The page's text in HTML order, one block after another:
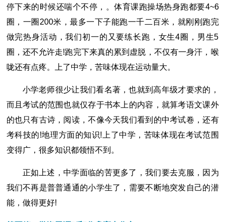
停下来的时候还喘个不停，。体育课跑操场热身跑都要4~6
圈，一圈200米，最多一下子能跑一千二百米，就刚刚跑完
做完热身活动，我们初一的又要练长跑，女生4圈，男生5
圈，还不允许走!跑完下来真的累到虚脱，不仅有一身汗，喉
咙还有点疼。上了中学，苦味体现在运动量大。
小学老师很少让我们看名著，也就到高年级才要求的，
而且考试的范围也就仅存于书本上的内容，就算考语文课外
的也只有古诗，阅读，不像今天我们看到的中考试卷，还有
考科技的!地理方面的知识!上了中学，苦味体现在考试范围
变得广，很多知识都领悟不到。
正如上述，中学面临的苦更多了，我们要去克服，因为
我们不再是普普通通的小学生了，需要不断地突发自己的潜
能，做得更好!